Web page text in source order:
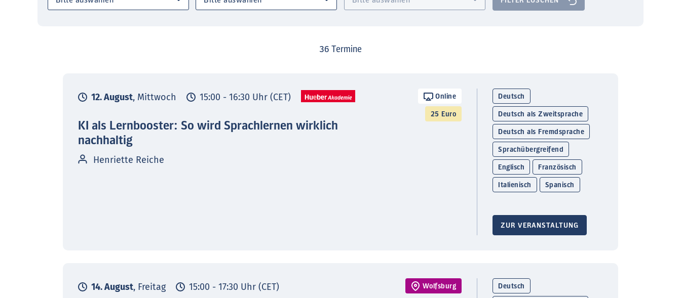
36 Termine
12. August, Mittwoch 15:00 - 16:30 Uhr (CET) Online
25 Euro
KI als Lernbooster: So wird Sprachlernen wirklich
nachhaltig
Henriette Reiche
Deutsch
Deutsch als Zweitsprache
Deutsch als Fremdsprache
Sprachübergreifend
Englisch Französisch
Italienisch Spanisch
ZUR VERANSTALTUNG
14. August, Freitag 15:00 - 17:30 Uhr (CET) Wolfsburg Deutsch